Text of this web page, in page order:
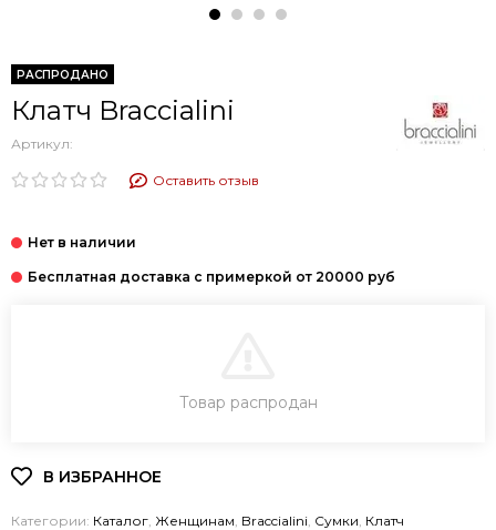
РАСПРОДАНО
Клатч Braccialini
Артикул:
Оставить отзыв
КУПИТЬ В 1 КЛИК
Товар распродан
Категории: Каталог Женщинам Braccialini Cумки Клатч